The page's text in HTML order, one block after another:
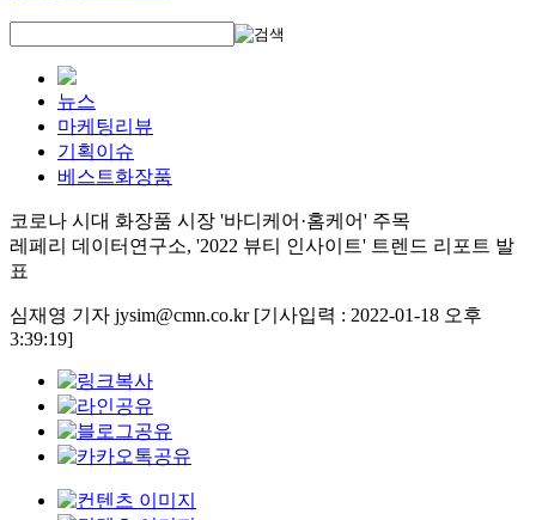
뉴스
마케팅리뷰
기획이슈
베스트화장품
코로나 시대 화장품 시장 '바디케어·홈케어' 주목
레페리 데이터연구소, '2022 뷰티 인사이트' 트렌드 리포트 발
표
심재영 기자 jysim@cmn.co.kr [기사입력 : 2022-01-18 오후
3:39:19]